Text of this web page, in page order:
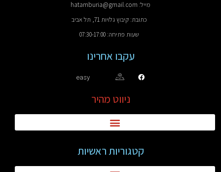
מייל: hatamburia@gmail.com
כתובת: קיבוץ גלויות 71, תל אביב
שעות פתיחה: 07:30-17:00
עקבו אחרינו
easy
ניווט מהיר
קטגוריות ראשיות